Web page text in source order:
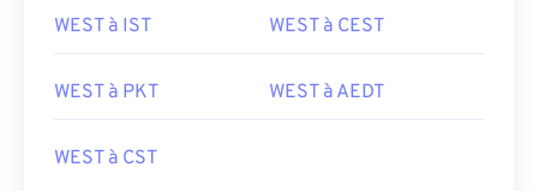
WEST à IST WEST à CEST
WEST à PKT WEST à AEDT
WEST à CST